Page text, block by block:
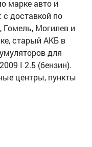
марке авто и
с доставкой по
Гомель, Могилев и
старый АКБ в
для
I 2.5 (бензин).
центры, пункты